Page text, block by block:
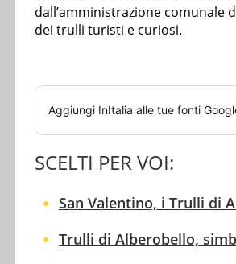
dall’amministrazione comunale
dei trulli turisti e curiosi.
Aggiungi InItalia alle tue fonti
SCELTI PER VOI:
San Valentino, i Trulli di
Trulli di Alberobello,